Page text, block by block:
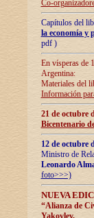
Co-
Capítulos del
la economía y
pdf )
En vísperas de
Argentina:
Materiales del
Información
21 de octubre
Bicentenario
12 de octubre
Ministro de
Leonardo
foto>>>)
NUEVA
“Alianza de
Yakovlev.